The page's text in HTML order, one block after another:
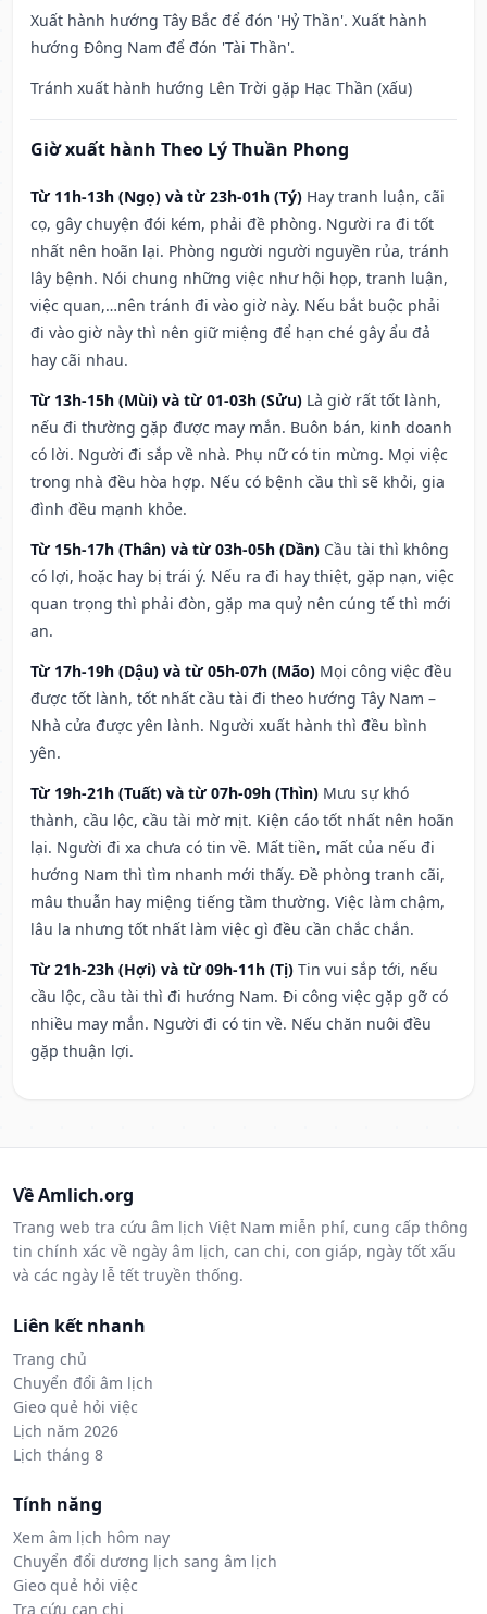
Xuất hành hướng Tây Bắc để đón 'Hỷ Thần'. Xuất hành
hướng Đông Nam để đón 'Tài Thần'.
Tránh xuất hành hướng Lên Trời gặp Hạc Thần (xấu)
Giờ xuất hành Theo Lý Thuần Phong
Từ 11h-13h (Ngọ) và từ 23h-01h (Tý) Hay tranh luận, cãi
cọ, gây chuyện đói kém, phải đề phòng. Người ra đi tốt
nhất nên hoãn lại. Phòng người người nguyền rủa, tránh
lây bệnh. Nói chung những việc như hội họp, tranh luận,
việc quan,…nên tránh đi vào giờ này. Nếu bắt buộc phải
đi vào giờ này thì nên giữ miệng để hạn ché gây ẩu đả
hay cãi nhau.
Từ 13h-15h (Mùi) và từ 01-03h (Sửu) Là giờ rất tốt lành,
nếu đi thường gặp được may mắn. Buôn bán, kinh doanh
có lời. Người đi sắp về nhà. Phụ nữ có tin mừng. Mọi việc
trong nhà đều hòa hợp. Nếu có bệnh cầu thì sẽ khỏi, gia
đình đều mạnh khỏe.
Từ 15h-17h (Thân) và từ 03h-05h (Dần) Cầu tài thì không
có lợi, hoặc hay bị trái ý. Nếu ra đi hay thiệt, gặp nạn, việc
quan trọng thì phải đòn, gặp ma quỷ nên cúng tế thì mới
an.
Từ 17h-19h (Dậu) và từ 05h-07h (Mão) Mọi công việc đều
được tốt lành, tốt nhất cầu tài đi theo hướng Tây Nam –
Nhà cửa được yên lành. Người xuất hành thì đều bình
yên.
Từ 19h-21h (Tuất) và từ 07h-09h (Thìn) Mưu sự khó
thành, cầu lộc, cầu tài mờ mịt. Kiện cáo tốt nhất nên hoãn
lại. Người đi xa chưa có tin về. Mất tiền, mất của nếu đi
hướng Nam thì tìm nhanh mới thấy. Đề phòng tranh cãi,
mâu thuẫn hay miệng tiếng tầm thường. Việc làm chậm,
lâu la nhưng tốt nhất làm việc gì đều cần chắc chắn.
Từ 21h-23h (Hợi) và từ 09h-11h (Tị) Tin vui sắp tới, nếu
cầu lộc, cầu tài thì đi hướng Nam. Đi công việc gặp gỡ có
nhiều may mắn. Người đi có tin về. Nếu chăn nuôi đều
gặp thuận lợi.
Về Amlich.org
Trang web tra cứu âm lịch Việt Nam miễn phí, cung cấp thông
tin chính xác về ngày âm lịch, can chi, con giáp, ngày tốt xấu
và các ngày lễ tết truyền thống.
Liên kết nhanh
Trang chủ
Chuyển đổi âm lịch
Gieo quẻ hỏi việc
Lịch năm 2026
Lịch tháng 8
Tính năng
Xem âm lịch hôm nay
Chuyển đổi dương lịch sang âm lịch
Gieo quẻ hỏi việc
Tra cứu can chi